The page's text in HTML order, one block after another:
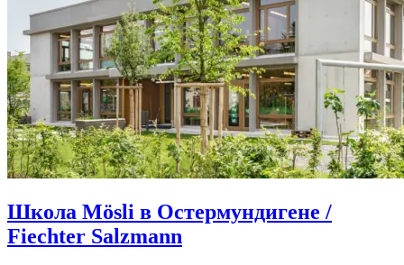
Школа Mösli в Остермундигене /
Fiechter Salzmann